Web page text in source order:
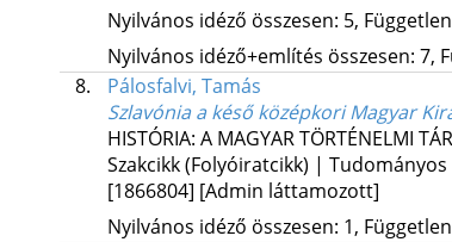
Nyilvános idéző összesen: 5,
Nyilvános idéző+említés összesen: 7,
8.
Pálosfalvi, Tamás
Szlavónia a késő középkori Magyar
HISTÓRIA: A MAGYAR TÖRTÉNELMI
Szakcikk (Folyóiratcikk) | Tudományos
[1866804] [Admin láttamozott]
Nyilvános idéző összesen: 1,